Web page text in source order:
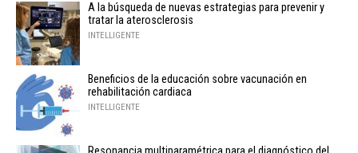
A la búsqueda de nuevas estrategias para prevenir y
tratar la aterosclerosis
INTELLIGENTE
Beneficios de la educación sobre vacunación en
rehabilitación cardiaca
INTELLIGENTE